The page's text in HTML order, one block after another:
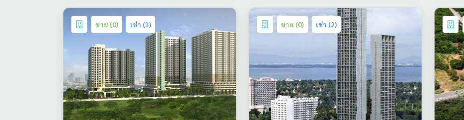
ขาย (0) เช่า (1) ขาย (0) เช่า (2)